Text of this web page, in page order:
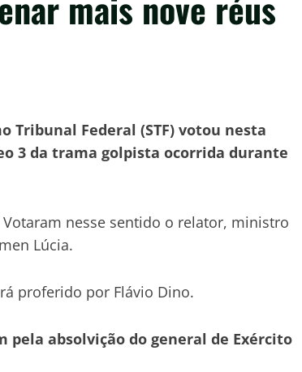
Tribunal Federal (STF) votou nesta
3 da trama golpista ocorrida durante
nesse sentido o relator, ministro
Lúcia.
proferido por Flávio Dino.
absolvição do general de Exército